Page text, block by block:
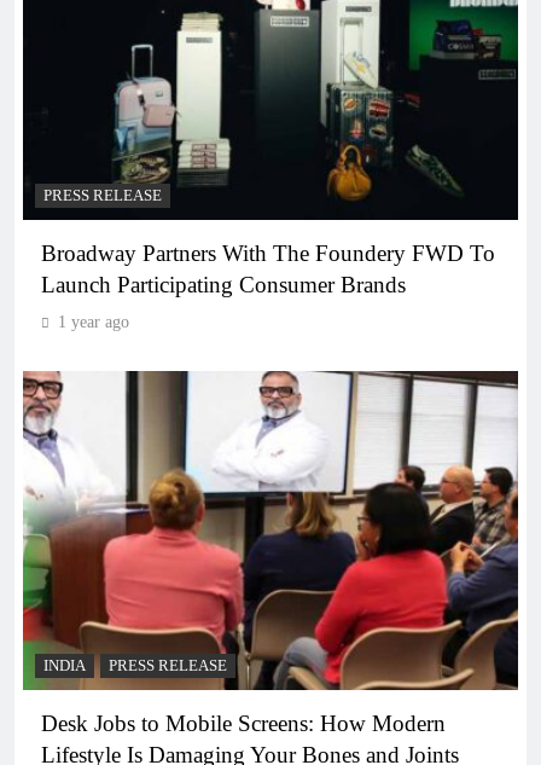
PRESS RELEASE
Broadway Partners With The Foundery FWD To
Launch Participating Consumer Brands
1 year ago
INDIA PRESS RELEASE
Desk Jobs to Mobile Screens: How Modern
Lifestyle Is Damaging Your Bones and Joints